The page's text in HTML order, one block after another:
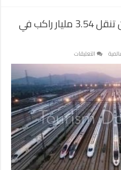
السكك الحديدية بالصين تنقل 3.54 مليار راكب في
التعليقات
السكك
الحديدية
بالصين
تنقل
3.54
مليار
راكب
في
9
أشهر
مغلقة